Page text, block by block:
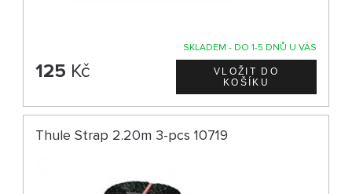
SKLADEM - DO 1-5 DNŮ U VÁS
125 Kč
Thule Strap 2.20m 3-pcs 10719